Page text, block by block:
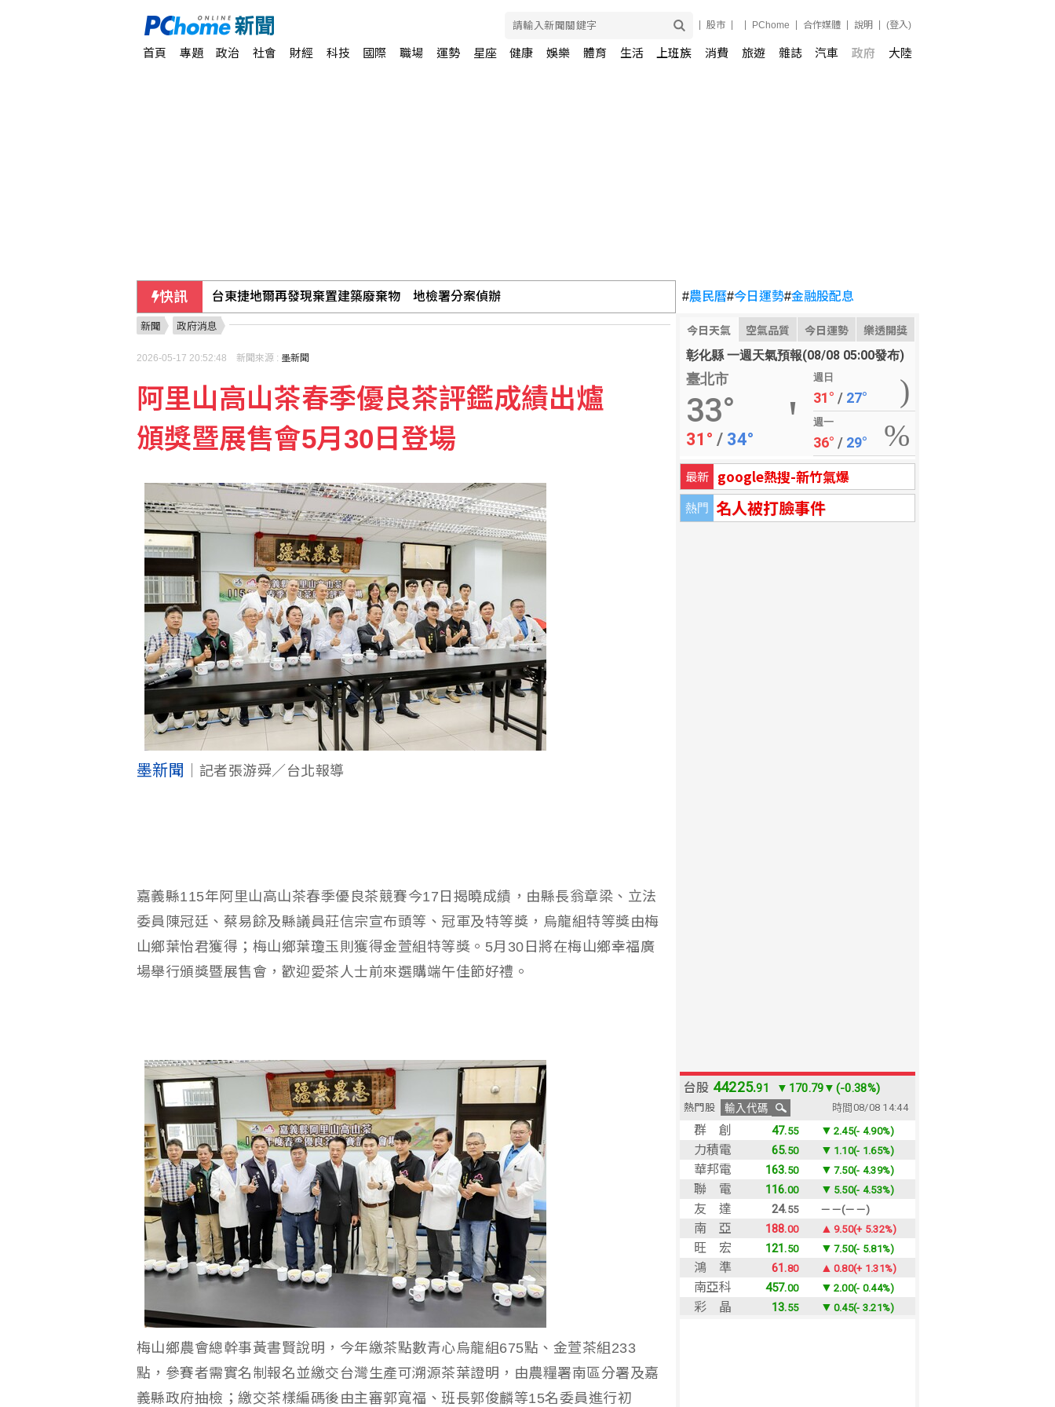
股市 PChome 合作媒體 說明 (登入)
首頁 專題 政治 社會 財經 科技 國際 職場 運勢 星座 健康 娛樂 體育 生活 上班族 消費 旅遊 雜誌 汽車 政府 大陸
快訊
農水署活動掀攻防！黃世杰團隊反擊涂權吉
U20田徑世錦賽簡子傑3000公尺破全國 列亞洲第6傑
白海豚暴風圈逼到家門口 今入夜風雨轉強、明最接近台灣
#農民曆#今日運勢#金融股配息
今日天氣 空氣品質 今日運勢 樂透開獎
彰化縣 一週天氣預報(08/08 05:00發布)
臺北市
33°
31° / 34°
週日
31° / 27°
週一
36° / 29°
最新 google熱搜-新竹氣爆
熱門 名人被打臉事件
新聞 政府消息
2026-05-17 20:52:48 新聞來源 : 墨新聞
阿里山高山茶春季優良茶評鑑成績出爐
頒獎暨展售會5月30日登場
墨新聞 ｜記者張游舜／台北報導
嘉義縣115年阿里山高山茶春季優良茶競賽今17日揭曉成績，由縣長翁章梁、立法
委員陳冠廷、蔡易餘及縣議員莊信宗宣布頭等、冠軍及特等獎，烏龍組特等獎由梅
山鄉葉怡君獲得；梅山鄉葉瓊玉則獲得金萱組特等獎。5月30日將在梅山鄉幸福廣
場舉行頒獎暨展售會，歡迎愛茶人士前來選購端午佳節好禮。
梅山鄉農會總幹事黃書賢說明，今年繳茶點數青心烏龍組675點、金萱茶組233
點，參賽者需實名制報名並繳交台灣生產可溯源茶葉證明，由農糧署南區分署及嘉
義縣政府抽檢；繳交茶樣編碼後由主審郭寬福、班長郭俊麟等15名委員進行初